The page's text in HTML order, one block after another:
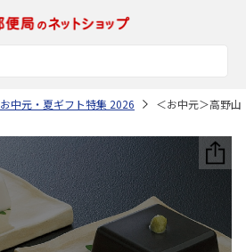
お中元・夏ギフト特集 2026 ＜お中元＞高野